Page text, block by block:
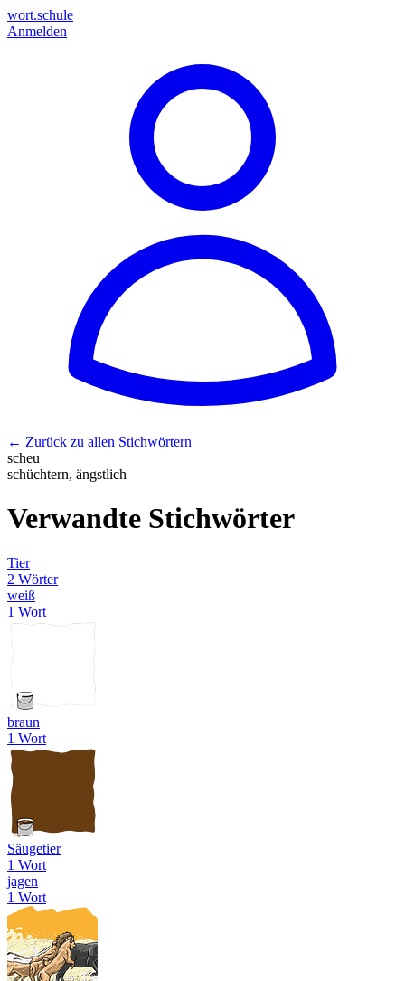
wort.schule
Anmelden
← Zurück zu allen Stichwörtern
scheu
schüchtern, ängstlich
Verwandte Stichwörter
Tier
2 Wörter
weiß
1 Wort
braun
1 Wort
Säugetier
1 Wort
jagen
1 Wort